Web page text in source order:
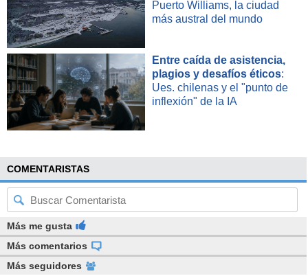
Puerto Williams, la ciudad
más austral del mundo
Entre caída de asistencia,
plagios y desafíos éticos:
Ues. chilenas y el "punto de
inflexión" de la IA
COMENTARISTAS
Más me gusta
Más comentarios
Más seguidores